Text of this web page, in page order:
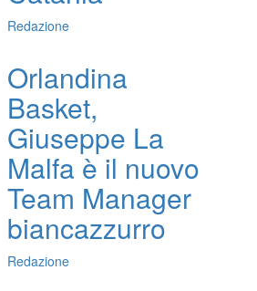
Redazione
Orlandina
Basket,
Giuseppe La
Malfa è il nuovo
Team Manager
biancazzurro
Redazione